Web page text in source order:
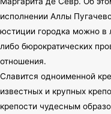
исполнении Аллы
юстиции городка можно в
либо бюрократических
отношения.
Славится одноименной
известных и крупных
крепости чудесным